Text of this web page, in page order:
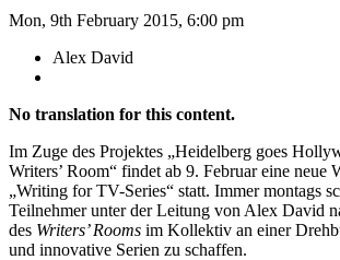
Mon, 9th February 2015, 6:00 pm
Alex David
No translation for this content.
Im Zuge des Projektes „Heidelberg goes
Writers’ Room“ findet ab 9. Februar eine neue
„Writing for TV-Series“ statt. Immer montags
Teilnehmer unter der Leitung von Alex David
des Writers’ Rooms im Kollektiv an einer
und innovative Serien zu schaffen.